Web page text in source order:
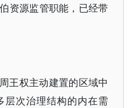
资源监管职能，已经带
王权主动建置的区域中
次治理结构的内在需